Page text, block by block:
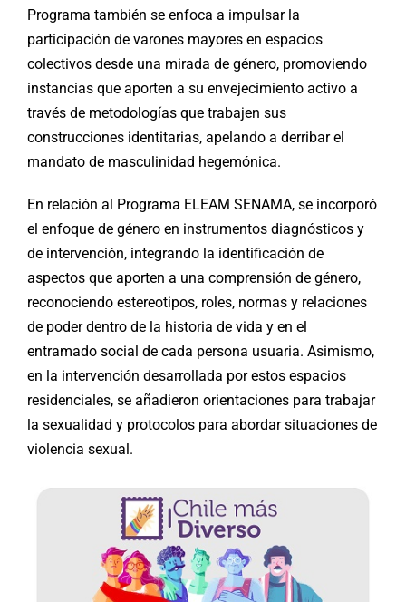
Programa también se enfoca a impulsar la
participación de varones mayores en espacios
colectivos desde una mirada de género, promoviendo
instancias que aporten a su envejecimiento activo a
través de metodologías que trabajen sus
construcciones identitarias, apelando a derribar el
mandato de masculinidad hegemónica.
En relación al Programa ELEAM SENAMA, se incorporó
el enfoque de género en instrumentos diagnósticos y
de intervención, integrando la identificación de
aspectos que aporten a una comprensión de género,
reconociendo estereotipos, roles, normas y relaciones
de poder dentro de la historia de vida y en el
entramado social de cada persona usuaria. Asimismo,
en la intervención desarrollada por estos espacios
residenciales, se añadieron orientaciones para trabajar
la sexualidad y protocolos para abordar situaciones de
violencia sexual.